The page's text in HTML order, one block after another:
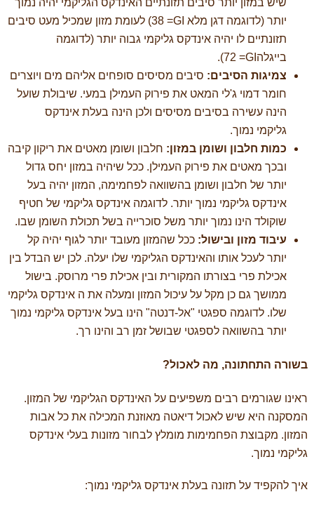
שיש במזון יותר סיבים תזונתיים האינדקס הגליקמי יהיה נמוך
יותר (לדוגמה דגן מלא GI
= 38) לעומת מזון שמכיל מעט סיבים
תזונתיים לו יהיה אינדקס גליקמי גבוה יותר (לדוגמה
בייגלה GI
= 72).
צמיגות הסיבים: סיבים מסיסים סופחים אליהם מים ויוצרים
חומר דמוי ג'לי המאט את פירוק העמילן במעי. שיבולת שועל
הינה עשירה בסיבים מסיסים ולכן הינה בעלת אינדקס
גליקמי נמוך.
כמות חלבון ושומן במזון: חלבון ושומן מאטים את ריקון קיבה
ובכך מאטים את פירוק העמילן. ככל שיהיה במזון יחס גדול
יותר של חלבון ושומן בהשוואה לפחמימה, המזון יהיה בעל
אינדקס גליקמי נמוך יותר. לדוגמה אינדקס גליקמי של חטיף
שוקולד הינו נמוך יותר משל סוכרייה בשל תכולת השומן שבו.
עיבוד מזון ובישול: ככל שהמזון מעובד יותר לגוף יהיה קל
יותר לעכל אותו והאינדקס הגליקמי שלו יעלה. לכן יש הבדל בין
אכילת פרי בצורתו המקורית ובין אכילת פרי מרוסק. בישול
ממושך גם כן מקל על עיכול המזון ומעלה את ה אינדקס גליקמי
שלו. לדוגמה ספגטי "אל-דנטה" הינו בעל אינדקס גליקמי נמוך
יותר בהשוואה לספגטי שבושל זמן רב והינו רך.
בשורה התחתונה, מה לאכול?
ראינו שגורמים רבים משפיעים על האינדקס הגליקמי של המזון.
המסקנה היא שיש לאכול דיאטה מאוזנת המכילה את כל אבות
המזון. מקבוצת הפחמימות מומלץ לבחור מזונות בעלי אינדקס
גליקמי נמוך.
איך להקפיד על תזונה בעלת אינדקס גליקמי נמוך: